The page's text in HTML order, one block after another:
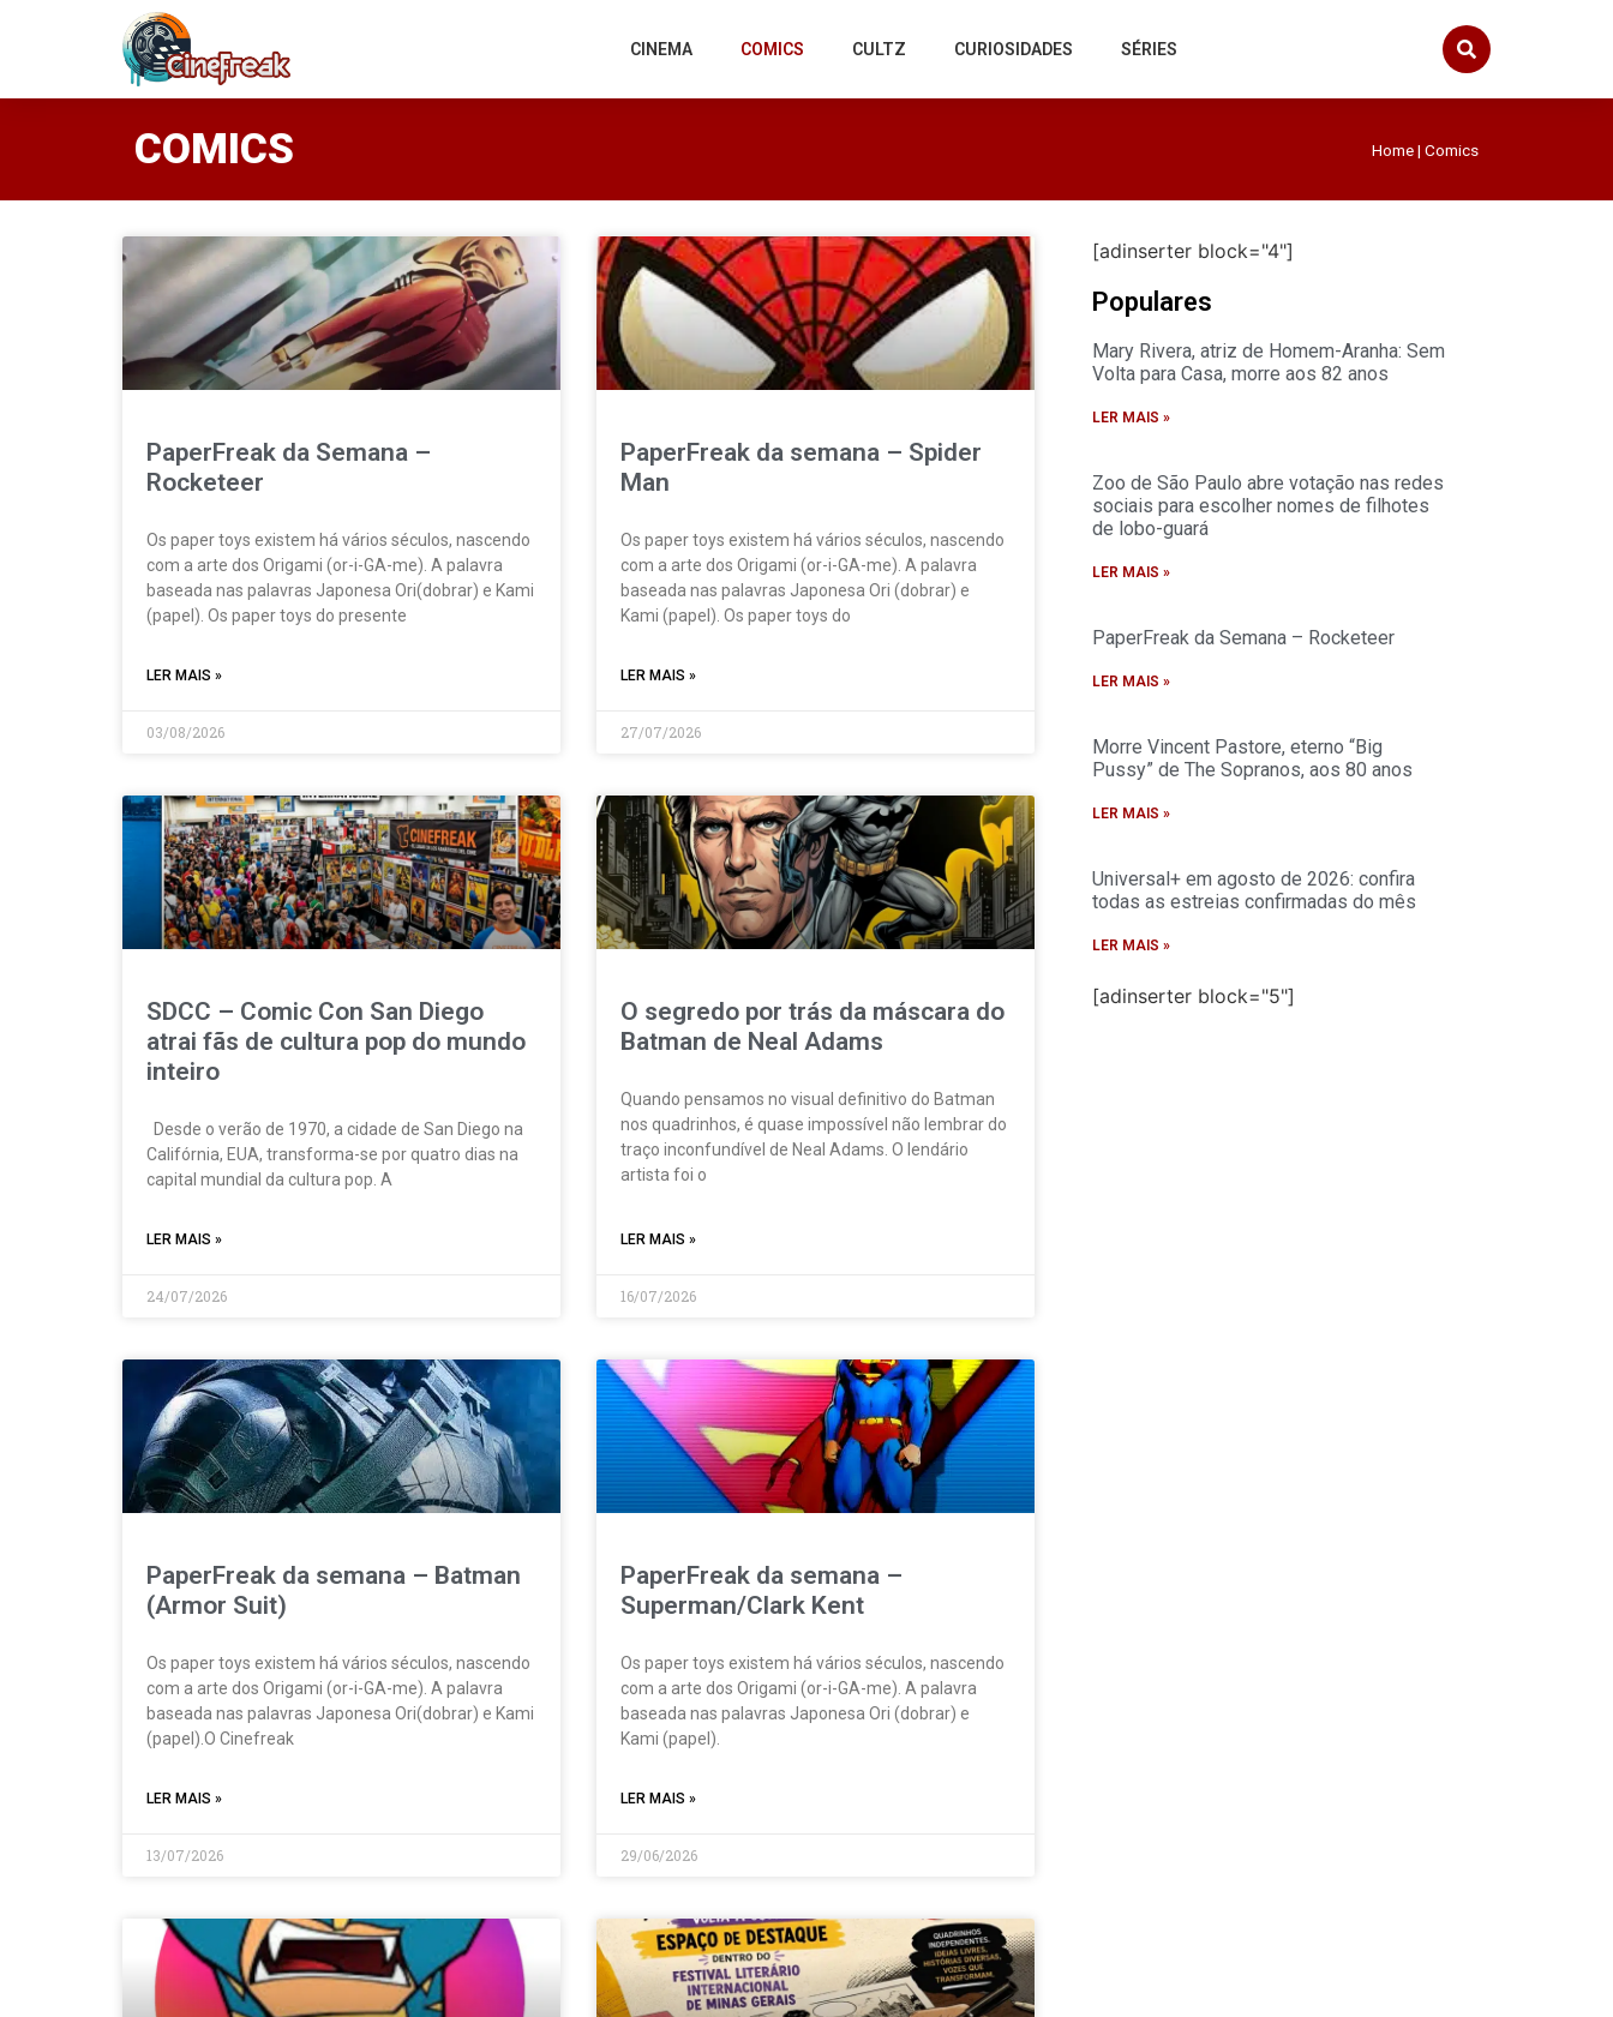
CINEMA COMICS CULTZ CURIOSIDADES SÉRIES
COMICS Home| Comics
PaperFreak da Semana –
Rocketeer
Os paper toys existem há vários séculos, nascendo
com a arte dos Origami (or-i-GA-me). A palavra
baseada nas palavras Japonesa Ori(dobrar) e Kami
(papel). Os paper toys do presente
LER MAIS »
03/08/2026
PaperFreak da semana – Spider
Man
Os paper toys existem há vários séculos, nascendo
com a arte dos Origami (or-i-GA-me). A palavra
baseada nas palavras Japonesa Ori (dobrar) e
Kami (papel). Os paper toys do
LER MAIS »
27/07/2026
SDCC – Comic Con San Diego
atrai fãs de cultura pop do mundo
inteiro
Desde o verão de 1970, a cidade de San Diego na
Califórnia, EUA, transforma-se por quatro dias na
capital mundial da cultura pop. A
LER MAIS »
24/07/2026
O segredo por trás da máscara do
Batman de Neal Adams
Quando pensamos no visual definitivo do Batman
nos quadrinhos, é quase impossível não lembrar do
traço inconfundível de Neal Adams. O lendário
artista foi o
LER MAIS »
16/07/2026
PaperFreak da semana – Batman
(Armor Suit)
Os paper toys existem há vários séculos, nascendo
com a arte dos Origami (or-i-GA-me). A palavra
baseada nas palavras Japonesa Ori(dobrar) e Kami
(papel).O Cinefreak
LER MAIS »
13/07/2026
PaperFreak da semana –
Superman/Clark Kent
Os paper toys existem há vários séculos, nascendo
com a arte dos Origami (or-i-GA-me). A palavra
baseada nas palavras Japonesa Ori (dobrar) e
Kami (papel).
LER MAIS »
29/06/2026
[adinserter block="4"]
Populares
Mary Rivera, atriz de Homem-Aranha: Sem
Volta para Casa, morre aos 82 anos
LER MAIS »
Zoo de São Paulo abre votação nas redes
sociais para escolher nomes de filhotes
de lobo-guará
LER MAIS »
PaperFreak da Semana – Rocketeer
LER MAIS »
Morre Vincent Pastore, eterno “Big
Pussy” de The Sopranos, aos 80 anos
LER MAIS »
Universal+ em agosto de 2026: confira
todas as estreias confirmadas do mês
LER MAIS »
[adinserter block="5"]